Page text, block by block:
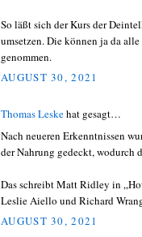
So läßt sich der Kurs der
umsetzen. Die können ja da
genommen.
AUGUST 30, 2021
Thomas Leskehat gesagt…
Nach neueren Erkenntnissen
der Nahrung gedeckt, wodurch
Das schreibt Matt Ridley in
Leslie Aiello und Richard
AUGUST 30, 2021